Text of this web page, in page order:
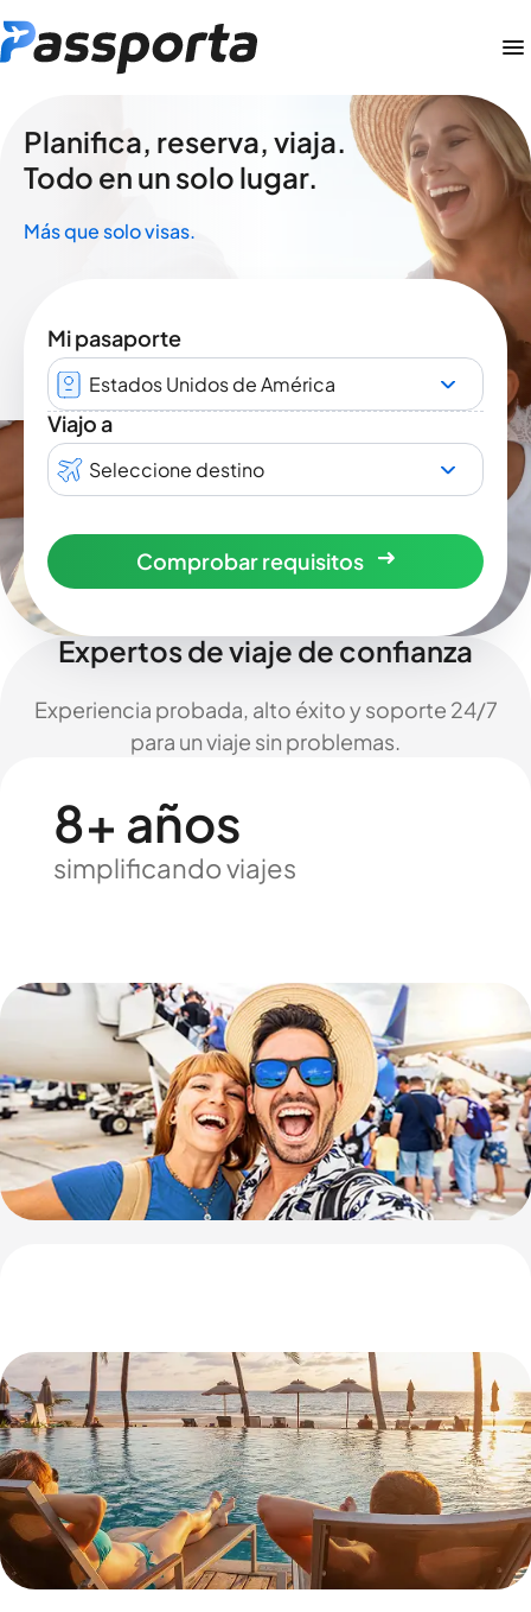
Planifica, reserva, viaja.
Todo en un solo lugar.
Más que solo visas.
Mi pasaporte
Estados Unidos de América
Viajo a
Seleccione destino
Comprobar requisitos
Expertos de viaje de confianza
Experiencia probada, alto éxito y soporte 24/7
para un viaje sin problemas.
8+ años
simplificando viajes